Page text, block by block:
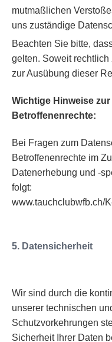
mutmaßlichen
uns zuständige
Beachten Sie bitte,
gelten. Soweit
zur Ausübung dieser
Wichtige Hinweise
Betroffenenrechte:
Bei Fragen zum
Betroffenenrechte im
Datenerhebung und -
folgt:
www.tauchclubwfb.ch/
5. Datensicherheit
Wir sind durch die
unserer technischen
Schutzvorkehrungen
Sicherheit Ihrer Daten